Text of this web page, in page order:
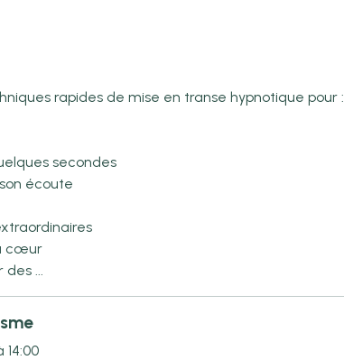
rapides de mise en transe hypnotique pour :
secondes
écoute
cœur
...
14:00